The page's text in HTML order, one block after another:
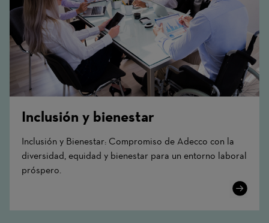
Inclusión y bienestar
Inclusión y Bienestar: Compromiso de Adecco con la
diversidad, equidad y bienestar para un entorno laboral
próspero.
Learn